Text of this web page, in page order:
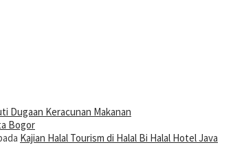
Dugaan Keracunan Makanan
Bogor
Kajian Halal Tourism di Halal Bi Halal Hotel Java